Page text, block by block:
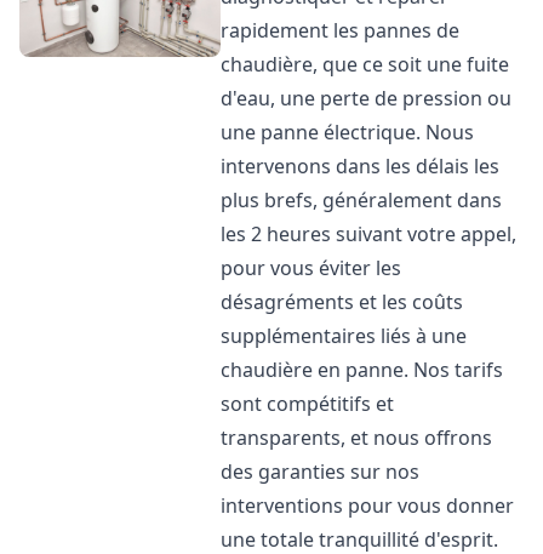
rapidement les pannes de
chaudière, que ce soit une fuite
d'eau, une perte de pression ou
une panne électrique. Nous
intervenons dans les délais les
plus brefs, généralement dans
les 2 heures suivant votre appel,
pour vous éviter les
désagréments et les coûts
supplémentaires liés à une
chaudière en panne. Nos tarifs
sont compétitifs et
transparents, et nous offrons
des garanties sur nos
interventions pour vous donner
une totale tranquillité d'esprit.